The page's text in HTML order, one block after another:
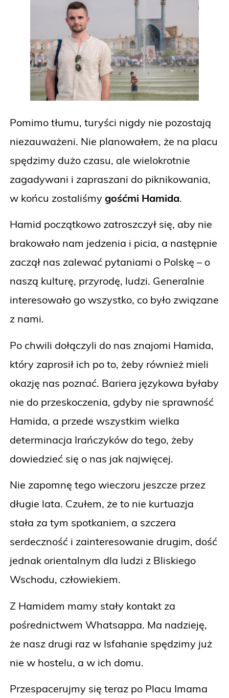
Pomimo tłumu, turyści nigdy nie pozostają
niezauważeni. Nie planowałem, że na placu
spędzimy dużo czasu, ale wielokrotnie
zagadywani i zapraszani do piknikowania,
w końcu zostaliśmy gośćmi Hamida.
Hamid początkowo zatroszczył się, aby nie
brakowało nam jedzenia i picia, a następnie
zaczął nas zalewać pytaniami o Polskę – o
naszą kulturę, przyrodę, ludzi. Generalnie
interesowało go wszystko, co było związane
z nami.
Po chwili dołączyli do nas znajomi Hamida,
który zaprosił ich po to, żeby również mieli
okazję nas poznać. Bariera językowa byłaby
nie do przeskoczenia, gdyby nie sprawność
Hamida, a przede wszystkim wielka
determinacja Irańczyków do tego, żeby
dowiedzieć się o nas jak najwięcej.
Nie zapomnę tego wieczoru jeszcze przez
długie lata. Czułem, że to nie kurtuazja
stała za tym spotkaniem, a szczera
serdeczność i zainteresowanie drugim, dość
jednak orientalnym dla ludzi z Bliskiego
Wschodu, człowiekiem.
Z Hamidem mamy stały kontakt za
pośrednictwem Whatsappa. Ma nadzieję,
że nasz drugi raz w Isfahanie spędzimy już
nie w hostelu, a w ich domu.
Przespacerujmy się teraz po Placu Imama